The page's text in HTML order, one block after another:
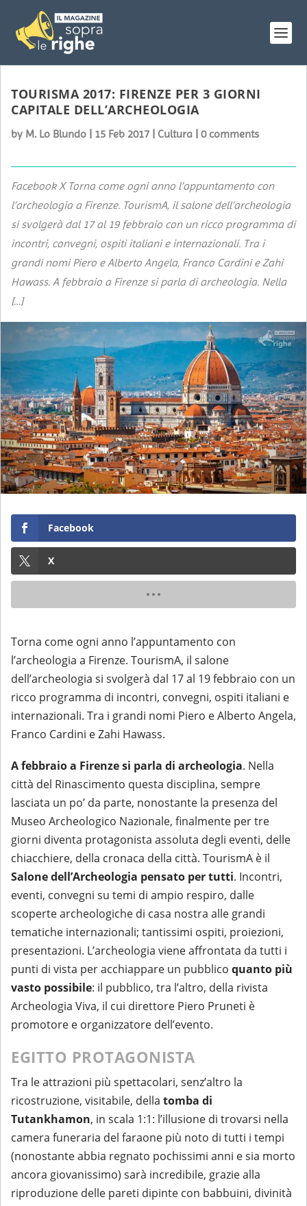
TOURISMA 2017: FIRENZE PER 3 GIORNI
CAPITALE DELL’ARCHEOLOGIA
by M. Lo Blundo | 15 Feb 2017 | Cultura | 0 comments
Facebook X Torna come ogni anno l’appuntamento con
l’archeologia a Firenze. TourismA, il salone dell’archeologia
si svolgerà dal 17 al 19 febbraio con un ricco programma di
incontri, convegni, ospiti italiani e internazionali. Tra i
grandi nomi Piero e Alberto Angela, Franco Cardini e Zahi
Hawass. A febbraio a Firenze si parla di archeologia. Nella
[…]
Facebook
X
Torna come ogni anno l’appuntamento con
l’archeologia a Firenze. TourismA, il salone
dell’archeologia si svolgerà dal 17 al 19 febbraio con un
ricco programma di incontri, convegni, ospiti italiani e
internazionali. Tra i grandi nomi Piero e Alberto Angela,
Franco Cardini e Zahi Hawass.
A febbraio a Firenze si parla di archeologia. Nella
città del Rinascimento questa disciplina, sempre
lasciata un po’ da parte, nonostante la presenza del
Museo Archeologico Nazionale, finalmente per tre
giorni diventa protagonista assoluta degli eventi, delle
chiacchiere, della cronaca della città. TourismA è il
Salone dell’Archeologia pensato per tutti. Incontri,
eventi, convegni su temi di ampio respiro, dalle
scoperte archeologiche di casa nostra alle grandi
tematiche internazionali; tantissimi ospiti, proiezioni,
presentazioni. L’archeologia viene affrontata da tutti i
punti di vista per acchiappare un pubblico quanto più
vasto possibile: il pubblico, tra l’altro, della rivista
Archeologia Viva, il cui direttore Piero Pruneti è
promotore e organizzatore dell’evento.
EGITTO PROTAGONISTA
Tra le attrazioni più spettacolari, senz’altro la
ricostruzione, visitabile, della tomba di
Tutankhamon, in scala 1:1: l’illusione di trovarsi nella
camera funeraria del faraone più noto di tutti i tempi
(nonostante abbia regnato pochissimi anni e sia morto
ancora giovanissimo) sarà incredibile, grazie alla
riproduzione delle pareti dipinte con babbuini, divinità